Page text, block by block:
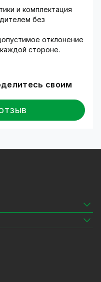
и комплектация
без
отклонение
стороне.
своим